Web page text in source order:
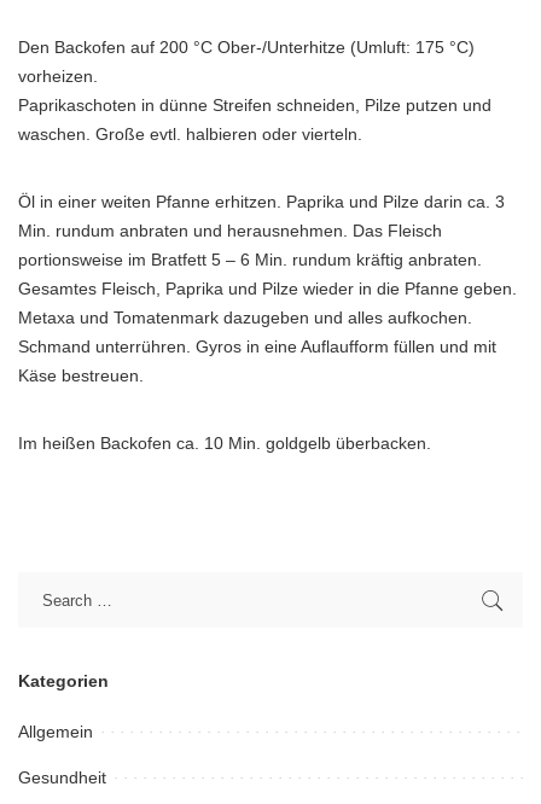
Den Backofen auf 200 °C Ober-/Unterhitze (Umluft: 175 °C)
vorheizen.
Paprikaschoten in dünne Streifen schneiden, Pilze putzen und
waschen. Große evtl. halbieren oder vierteln.
Öl in einer weiten Pfanne erhitzen. Paprika und Pilze darin ca. 3
Min. rundum anbraten und herausnehmen. Das Fleisch
portionsweise im Bratfett 5 – 6 Min. rundum kräftig anbraten.
Gesamtes Fleisch, Paprika und Pilze wieder in die Pfanne geben.
Metaxa und Tomatenmark dazugeben und alles aufkochen.
Schmand unterrühren. Gyros in eine Auflaufform füllen und mit
Käse bestreuen.
Im heißen Backofen ca. 10 Min. goldgelb überbacken.
Kategorien
Allgemein
Gesundheit